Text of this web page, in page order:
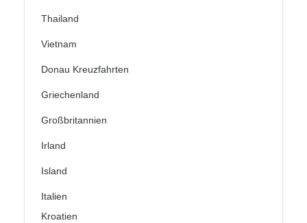
Thailand
Vietnam
Donau Kreuzfahrten
Griechenland
Großbritannien
Irland
Island
Italien
Kroatien